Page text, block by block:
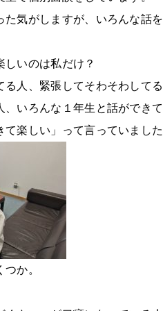
た気がしますが、いろんな話
しいのは私だけ？
人、緊張してそわそわして
いろんな１年生と話ができて
楽しい」って言っていました
か。